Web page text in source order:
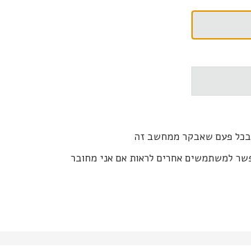
בכל פעם שאבקר ממחשב זה
למשתמשים אחרים לראות אם אני מחובר